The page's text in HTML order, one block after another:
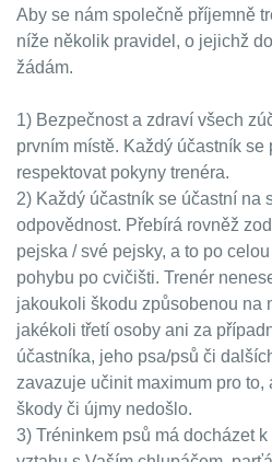
Aby se nám společně příjemně
níže několik pravidel, o jejichž
žádám.
1) Bezpečnost a zdraví všech
prvním místě. Každý účastník se
respektovat pokyny trenéra.
2) Každý účastník se účastní na
odpovědnost. Přebírá rovněž
pejska / své pejsky, a to po
pohybu po cvičišti. Trenér
jakoukoli škodu způsobenou na
jakékoli třetí osoby ani za
účastníka, jeho psa/psů či
zavazuje učinit maximum pro to,
škody či újmy nedošlo.
3) Tréninkem psů má docházet